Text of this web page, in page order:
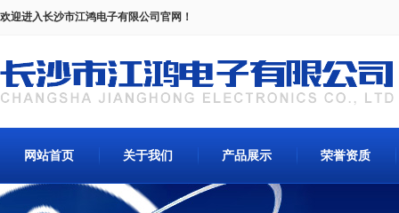
欢迎进入长沙市江鸿电子有限公司官网！
网站首页 关于我们 产品展示 荣誉资质